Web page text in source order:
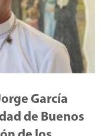
García
de Buenos